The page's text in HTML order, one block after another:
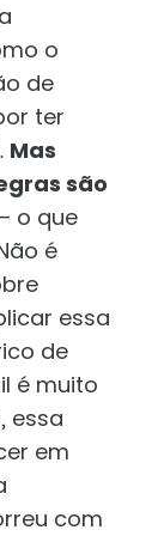
o
de
ter
Mas
são
– o que
é
essa
de
é muito
essa
em
com